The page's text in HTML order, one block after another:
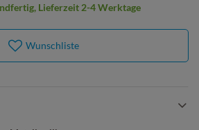
Lieferzeit 2-4 Werktage
Wunschliste